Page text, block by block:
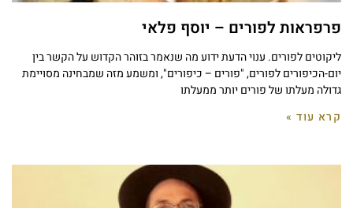
פרפראות לפורים – יוסף פלאי
ליקוטים לפורים. ענוי הדעת ידוע מה שנאמר בזוהר הקדוש על הקשר בין
יום-הכיפורים לפורים, "פורים – כיפורים", ומשמע מזה שמבחינה מסויימת
גדולה מעלתו של פורים יותר ממעלתו
קרא עוד »